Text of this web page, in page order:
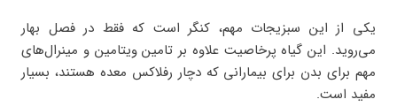
یکی از این سبزیجات مهم، کنگر است که فقط در فصل بهار
می‌روید. این گیاه پرخاصیت علاوه بر تامین ویتامین و مینرال‌های
مهم برای بدن برای بیمارانی که دچار رفلاکس معده هستند، بسیار
مفید است.